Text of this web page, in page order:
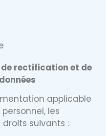
rectification et de
applicable
les
suivants :